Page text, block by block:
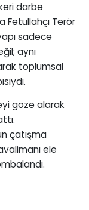
darbe
Fetullahçı Terör
sadece
aynı
toplumsal
göze alarak
çatışma
ele